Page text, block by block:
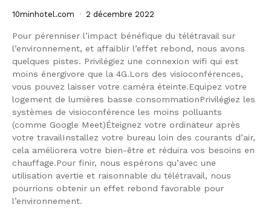
10minhotel.com 2 décembre 2022
Pour pérenniser l’impact bénéfique du télétravail sur
l’environnement, et affaiblir l’effet rebond, nous avons
quelques pistes. Privilégiez une connexion wifi qui est
moins énergivore que la 4G.Lors des visioconférences,
vous pouvez laisser votre caméra éteinte.Equipez votre
logement de lumières basse consommationPrivilégiez les
systèmes de visioconférence les moins polluants
(comme Google Meet)Éteignez votre ordinateur après
votre travailInstallez votre bureau loin des courants d’air,
cela améliorera votre bien-être et réduira vos besoins en
chauffage.Pour finir, nous espérons qu’avec une
utilisation avertie et raisonnable du télétravail, nous
pourrions obtenir un effet rebond favorable pour
l’environnement.